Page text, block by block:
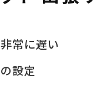
常に遅い
設定